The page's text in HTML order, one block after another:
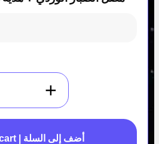
+
Add to cart | أضف إلى السلة